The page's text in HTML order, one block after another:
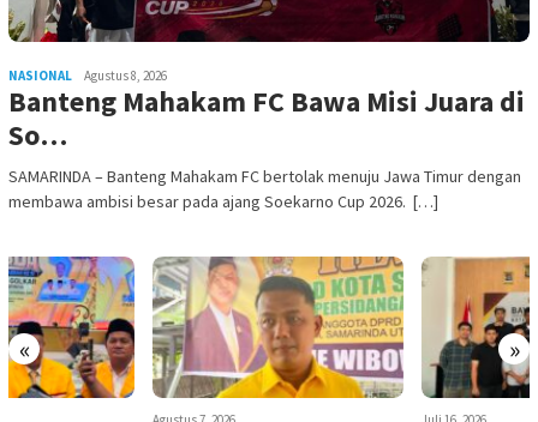
NASIONAL Agustus 8, 2026
Banteng Mahakam FC Bawa Misi Juara di
So…
SAMARINDA – Banteng Mahakam FC bertolak menuju Jawa Timur dengan
membawa ambisi besar pada ajang Soekarno Cup 2026. […]
« »